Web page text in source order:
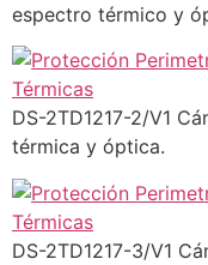
espectro térmico y
DS-2TD1217-2/V1
térmica y óptica.
DS-2TD1217-3/V1